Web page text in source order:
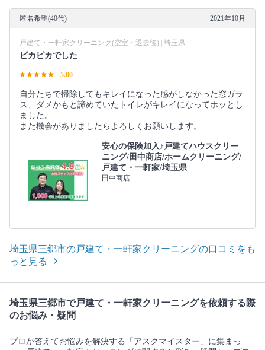
匿名希望(40代) 2021年10月
戸建て・一軒家クリーニング(空室・退去後) | 埼玉県
ピカピカでした
5.00
自分たちで掃除してもキレイになった感がしなかった窓ガラ
ス、ダメかもと諦めていたトイレがキレイになってホッとし
ました。
また機会がありましたらよろしくお願いします。
安心の保険加入♪戸建てハウスクリー
ニング/田中商店/ホームクリーニング/
戸建て・一軒家/埼玉県
田中商店
埼玉県三郷市の戸建て・一軒家クリーニングの口コミをも
っと見る
埼玉県三郷市で戸建て・一軒家クリーニングを依頼する際
のお悩み・疑問
プロが答えてお悩みを解決する「アスクマイスター」に集まっ